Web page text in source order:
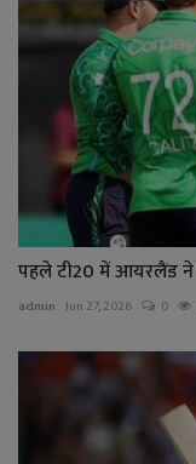
पहले टी20 में आयरलैंड ने
admin Jun 27, 2026 0